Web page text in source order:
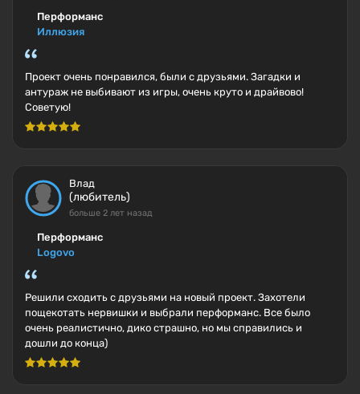
Перформанс
Иллюзия
Проект очень понравился, были с друзьями. Загадки и
антураж не выбивают из игры, очень круто и драйвово!
Советую!
Влад
(любитель)
больше 2 лет назад
Перформанс
Logovo
Решили сходить с друзьями на новый проект. Захотели
пощекотать нервишки и выбрали перформанс. Все было
очень реалистично, дико страшно, но мы справились и
дошли до конца)